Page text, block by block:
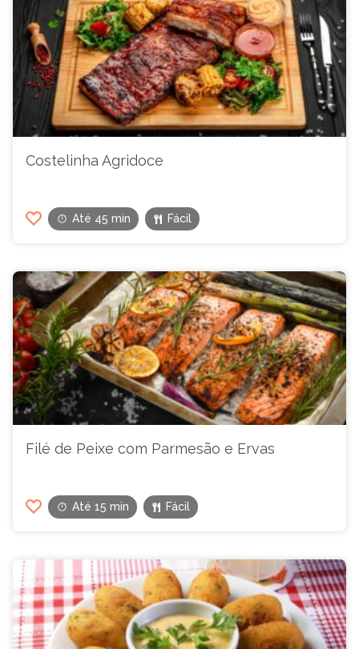
Costelinha Agridoce
Até 45 min Fácil
Filé de Peixe com Parmesão e Ervas
Até 15 min Fácil